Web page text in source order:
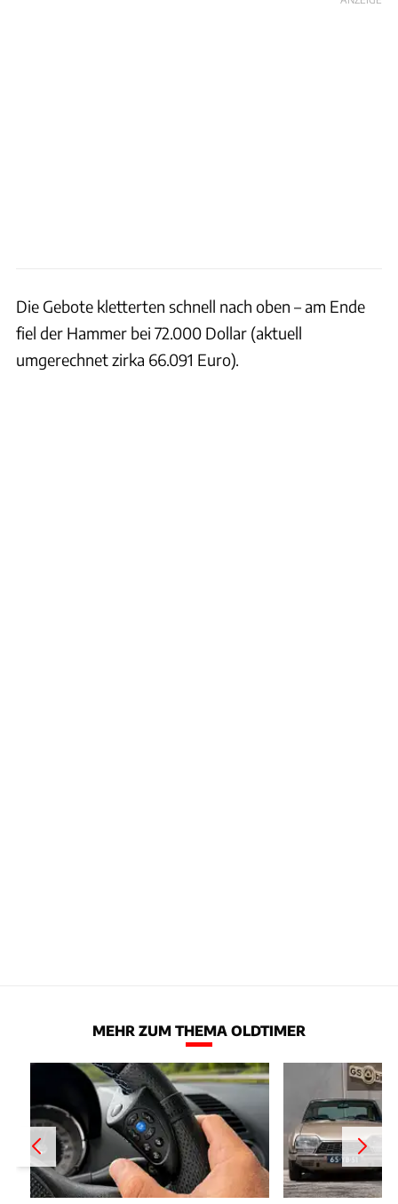
Die Gebote kletterten schnell nach oben – am Ende
fiel der Hammer bei 72.000 Dollar (aktuell
umgerechnet zirka 66.091 Euro).
MEHR ZUM THEMA OLDTIMER